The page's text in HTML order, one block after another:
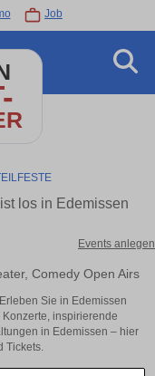
Job
los in Edemissen
Events anlegen
Comedy Open Airs
Sie in Edemissen
inspirierende
in Edemissen – hier
Tickets.